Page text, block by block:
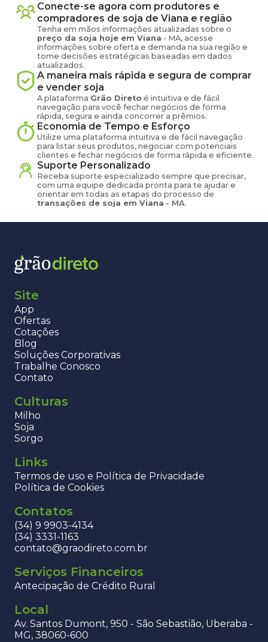
Conecte-se agora com produtores e
compradores de soja de Viana e região
Tenha em mãos informações atualizadas sobre o
preço da soja hoje em Viana - MA, acesse
informações sobre oferta e demanda na sua região e
tome decisões estratégicas baseadas em dados
atualizados.
A maneira mais rápida e segura de comprar
e vender soja
A plataforma Grão Direto é intuitiva e de fácil
navegação para você fechar negócios de forma
rápida, segura e ainda concorrer a prêmios.
Economia de Tempo e Esforço
Utilize uma plataforma intuitiva e de fácil navegação
para listar seus produtos, negociar com potenciais
clientes e fechar negócios de forma rápida e eficiente.
Suporte Personalizado
Receba suporte especializado sempre que precisar,
com uma equipe dedicada pronta para te ajudar e
orientar em todas as etapas do processo de
transações de soja em Viana - MA.
Site
App
Ofertas
Cotações
Blog
Soluções Corporativas
Trabalhe Conosco
Contato
Culturas
Milho
Soja
Sorgo
Links
Termos de uso e Política de Privacidade
Política de Cookies
Contatos
(34) 9 9903-4134
(34) 3331-1163
contato@graodireto.com.br
Serviços Financeiros
Antecipação de Crédito Rural
Local
Av. Santos Dumont, 950 - São Sebastião, Uberaba -
MG, 38060-600